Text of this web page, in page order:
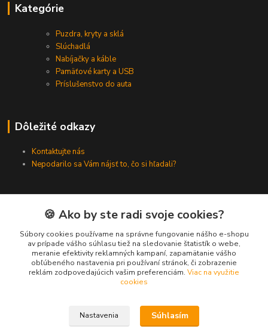
Kategórie
Puzdra, kryty a sklá
Slúchadlá
Nabíjačky a káble
Pamäťové karty a USB
Príslušenstvo do auta
Dôležité odkazy
Kontaktujte nás
Nepodarilo sa Vám nájsť to, čo si hľadali?
Kontakty
Zákaznícka podpora SMARTINO.sk
(Po-Pia, 8-16 hod.)
info@smartino.sk
🍪 Ako by ste radi svoje cookies?
Súbory cookies používame na správne fungovanie nášho e-shopu
av prípade vášho súhlasu tiež na sledovanie štatistík o webe,
meranie efektivity reklamných kampaní, zapamätanie vášho
obľúbeného nastavenia pri používaní stránok, či zobrazenie
reklám zodpovedajúcich vašim preferenciám. Viac na využitie
cookies
Nastavenia Súhlasím